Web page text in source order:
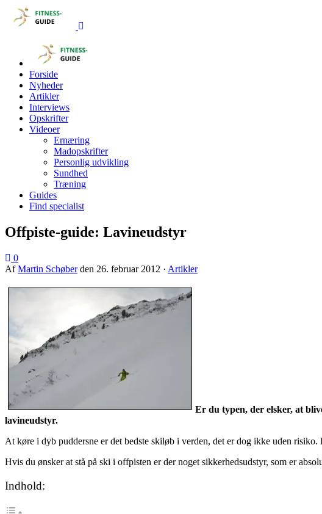
Forside
Nyheder
Artikler
Interviews
Opskrifter
Videoer
Ernæring
Madopskrifter
Personlig udvikling
Sundhed
Træning
Guides
Find specialist
Offpiste-guide: Lavineudstyr
0
AfMartin Schøberden 26. februar 2012 · Artikler
Er du typen, der elsker, at
lavineudstyr.
At køre i dyb puddersne er det bedste skiløb i verden, det er dog ikke uden
Hvis du ønsker at stå på ski i offpisten er der noget sikkerhedsudstyr, som er
Indhold: